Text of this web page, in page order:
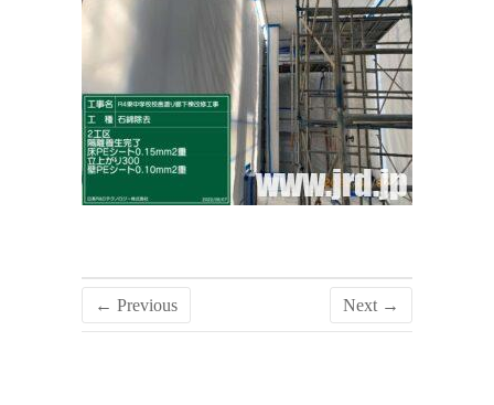
← Previous Next →